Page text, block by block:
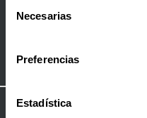
Necesarias
Preferencias
Estadística
© 2024FORO INSERTA